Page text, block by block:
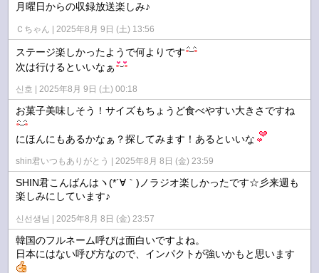
月曜日からの収録放送楽しみ♪
Ｃちゃん 2025年8月 9日 (土) 13:56
ステージ楽しかったようで何よりです
次は行けるといいなぁ
신호 2025年8月 9日 (土) 00:18
お菓子美味しそう！サイズもちょうど食べやすい大きさですね
にほんにもあるかなぁ？探してみます！あるといいな
shin君いつもありがとう 2025年8月 8日 (金) 23:59
SHIN君こんばんはヽ(*´∀｀)ノラジオ楽しかったです☆彡来週も
楽しみにしています♪
신선생님 2025年8月 8日 (金) 23:57
韓国のフルネーム呼びは面白いですよね。
日本にはない呼び方なので、インパクトが強いかもと思います